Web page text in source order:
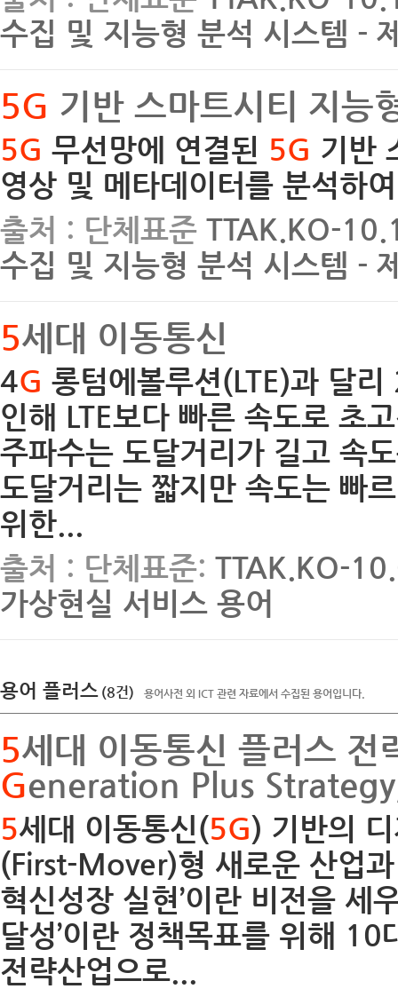
수집 및 지능형 분석 시스템 -
5G 기반 스마트시티 지능
5G 무선망에 연결된 5G 기반
영상 및 메타데이터를 분석하
출처 : 단체표준 TTAK.KO-
수집 및 지능형 분석 시스템 -
5세대 이동통신
4G 롱텀에볼루션(LTE)과 달
인해 LTE보다 빠른 속도로 초
주파수는 도달거리가 길고 속
도달거리는 짧지만 속도는 빠
위한...
출처 : 단체표준: TTAK.KO-
가상현실 서비스 용어
용어 플러스 (8건) 용어사전 외 ICT 관련 자료에서 수집된 용어입니다.
5세대 이동통신 플러스
Generation Plus
5세대 이동통신(5G) 기반의
(First-Mover)형 새로운 산업
혁신성장 실현’이란 비전을 세
달성’이란 정책목표를 위해
전략산업으로...